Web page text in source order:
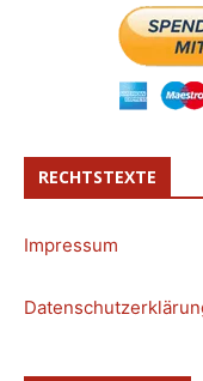
RECHTSTEXTE
Impressum